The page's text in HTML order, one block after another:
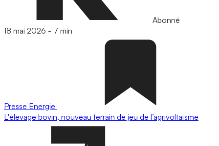
Abonné
18 mai 2026 - 7 min
Presse Energie
L'élevage bovin, nouveau terrain de jeu de l’agrivoltaïsme